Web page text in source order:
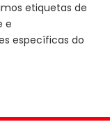
etiquetas de
e
específicas do